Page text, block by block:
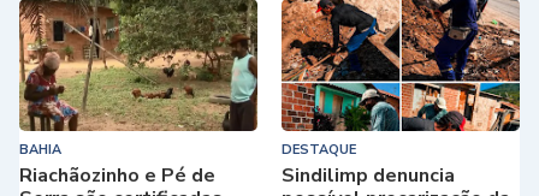
BAHIA
Riachãozinho e Pé de
DESTAQUE
Sindilimp denuncia